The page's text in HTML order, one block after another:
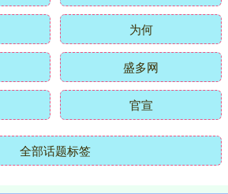
为何
盛多网
官宣
全部话题标签